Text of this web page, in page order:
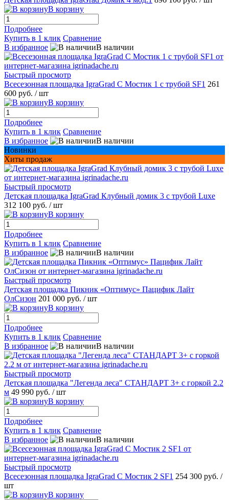
В корзину
Подробнее
Купить в 1 клик Сравнение
В избранное
В наличии
Быстрый просмотр
Всесезонная площадка IgraGrad С Мостик 1 с трубой SF1 261
600 руб. / шт
В корзину
Подробнее
Купить в 1 клик Сравнение
В избранное
В наличии
Новинки
Хиты продаж
Быстрый просмотр
Детская площадка IgraGrad Клубный домик 3 с трубой Luxe
312 100 руб. / шт
В корзину
Подробнее
Купить в 1 клик Сравнение
В избранное
В наличии
Быстрый просмотр
Детская площадка Пикник «Оптимус» Пацифик Лайт
ОлСизон 201 000 руб. / шт
В корзину
Подробнее
Купить в 1 клик Сравнение
В избранное
В наличии
Быстрый просмотр
Детская площадка "Легенда леса" СТАНДАРТ 3+ с горкой 2.2
м 49 990 руб. / шт
В корзину
Подробнее
Купить в 1 клик Сравнение
В избранное
В наличии
Быстрый просмотр
Всесезонная площадка IgraGrad С Мостик 2 SF1 254 300 руб. /
шт
В корзину